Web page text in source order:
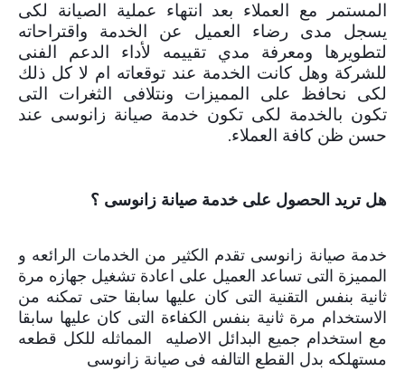
المستمر مع العملاء بعد انتهاء عملية الصيانة لكى
يسجل مدى رضاء العميل عن الخدمة واقتراحاته
لتطويرها ومعرفة مدي تقييمه لأداء الدعم الفنى
للشركة وهل كانت الخدمة عند توقعاته ام لا كل ذلك
لكى نحافظ على المميزات ونتلافى الثغرات التى
تكون بالخدمة لكى تكون خدمة صيانة زانوسى عند
حسن ظن كافة العملاء.
هل تريد الحصول على خدمة صيانة زانوسى ؟
خدمة صيانة زانوسى تقدم الكثير من الخدمات الرائعه و
المميزة التى تساعد العميل على اعادة تشغيل جهازه مرة
ثانية بنفس التقنية التى كان عليها سابقا حتى تمكنه من
الاستخدام مرة ثانية بنفس الكفاءة التى كان عليها سابقا
مع استخدام جميع البدائل الاصليه
المماثله للكل قطعه
مستهلكه بدل القطع التالفه فى صيانة زانوسى